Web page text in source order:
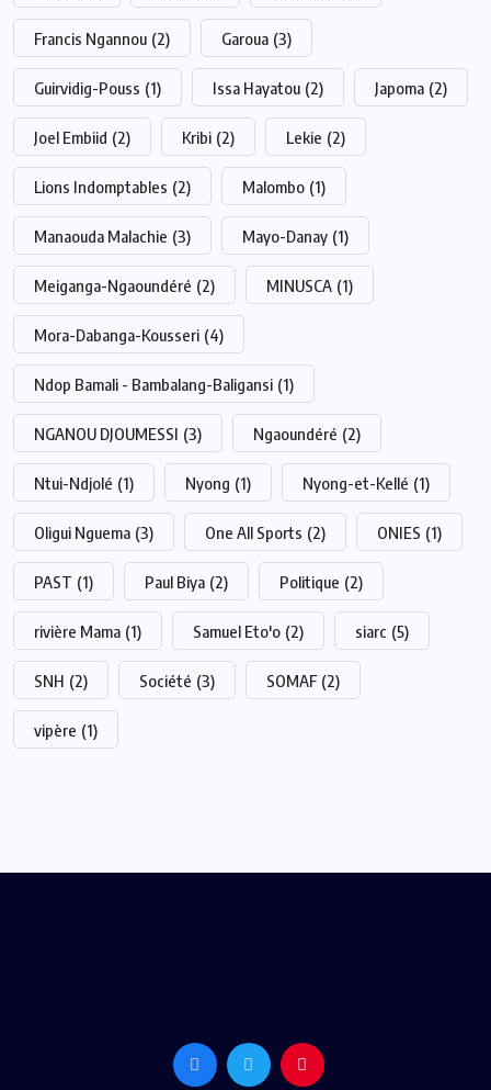
Francis Ngannou (2) Garoua (3)
Guirvidig-Pouss (1) Issa Hayatou (2) Japoma (2)
Joel Embiid (2) Kribi (2) Lekie (2)
Lions Indomptables (2) Malombo (1)
Manaouda Malachie (3) Mayo-Danay (1)
Meiganga-Ngaoundéré (2) MINUSCA (1)
Mora-Dabanga-Kousseri (4)
Ndop Bamali - Bambalang-Baligansi (1)
NGANOU DJOUMESSI (3) Ngaoundéré (2)
Ntui-Ndjolé (1) Nyong (1) Nyong-et-Kellé (1)
Oligui Nguema (3) One All Sports (2) ONIES (1)
PAST (1) Paul Biya (2) Politique (2)
rivière Mama (1) Samuel Eto'o (2) siarc (5)
SNH (2) Société (3) SOMAF (2)
vipère (1)